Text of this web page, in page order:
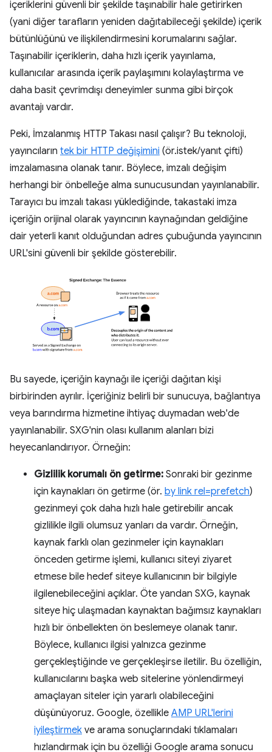
içeriklerini güvenli bir şekilde taşınabilir hale getirirken
(yani diğer tarafların yeniden dağıtabileceği şekilde) içerik
bütünlüğünü ve ilişkilendirmesini korumalarını sağlar.
Taşınabilir içeriklerin, daha hızlı içerik yayınlama,
kullanıcılar arasında içerik paylaşımını kolaylaştırma ve
daha basit çevrimdışı deneyimler sunma gibi birçok
avantajı vardır.
Peki, İmzalanmış HTTP Takası nasıl çalışır? Bu teknoloji,
yayıncıların tek bir HTTP değişimini (ör.istek/yanıt çifti)
imzalamasına olanak tanır. Böylece, imzalı değişim
herhangi bir önbelleğe alma sunucusundan yayınlanabilir.
Tarayıcı bu imzalı takası yüklediğinde, takastaki imza
içeriğin orijinal olarak yayıncının kaynağından geldiğine
dair yeterli kanıt olduğundan adres çubuğunda yayıncının
URL'sini güvenli bir şekilde gösterebilir.
Bu sayede, içeriğin kaynağı ile içeriği dağıtan kişi
birbirinden ayrılır. İçeriğiniz belirli bir sunucuya, bağlantıya
veya barındırma hizmetine ihtiyaç duymadan web'de
yayınlanabilir. SXG'nin olası kullanım alanları bizi
heyecanlandırıyor. Örneğin:
Gizlilik korumalı ön getirme: Sonraki bir gezinme
için kaynakları ön getirme (ör. by link rel=prefetch)
gezinmeyi çok daha hızlı hale getirebilir ancak
gizlilikle ilgili olumsuz yanları da vardır. Örneğin,
kaynak farklı olan gezinmeler için kaynakları
önceden getirme işlemi, kullanıcı siteyi ziyaret
etmese bile hedef siteye kullanıcının bir bilgiyle
ilgilenebileceğini açıklar. Öte yandan SXG, kaynak
siteye hiç ulaşmadan kaynaktan bağımsız kaynakları
hızlı bir önbellekten ön beslemeye olanak tanır.
Böylece, kullanıcı ilgisi yalnızca gezinme
gerçekleştiğinde ve gerçekleşirse iletilir. Bu özelliğin,
kullanıcılarını başka web sitelerine yönlendirmeyi
amaçlayan siteler için yararlı olabileceğini
düşünüyoruz. Google, özellikle AMP URL'lerini
iyileştirmek ve arama sonuçlarındaki tıklamaları
hızlandırmak için bu özelliği Google arama sonucu